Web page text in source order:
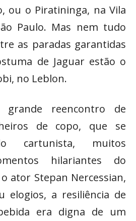
ou o Piratininga, na Vila
Paulo. Mas nem tudo
as paradas garantidas
de Jaguar estão o
no Leblon.
reencontro de
de copo, que se
cartunista, muitos
hilariantes do
ator Stepan Nercessian,
elogios, a resiliência de
era digna de um